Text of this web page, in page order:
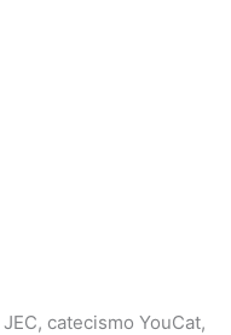
catecismo YouCat,